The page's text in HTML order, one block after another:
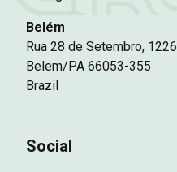
Belém
Rua 28 de Setembro, 1226
Belem/PA 66053-355
Brazil
Social